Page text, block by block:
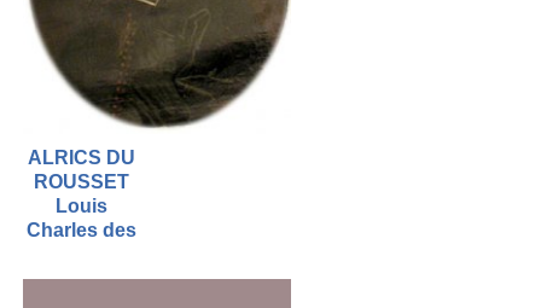
ALRICS DU
ROUSSET
Louis
Charles des